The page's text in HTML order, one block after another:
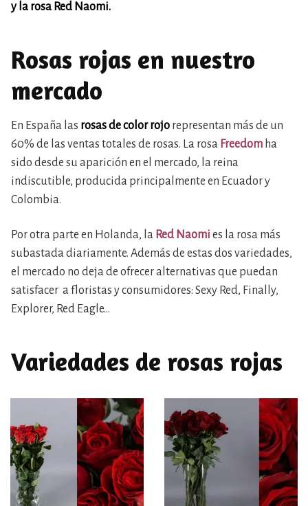
y la rosa Red Naomi.
Rosas rojas en nuestro
mercado
En España las rosas de color rojo representan más de un
60% de las ventas totales de rosas. La rosa Freedom ha
sido desde su aparición en el mercado, la reina
indiscutible, producida principalmente en Ecuador y
Colombia.
Por otra parte en Holanda, la Red Naomi es la rosa más
subastada diariamente. Además de estas dos variedades,
el mercado no deja de ofrecer alternativas que puedan
satisfacer a floristas y consumidores: Sexy Red, Finally,
Explorer, Red Eagle…
Variedades de rosas rojas